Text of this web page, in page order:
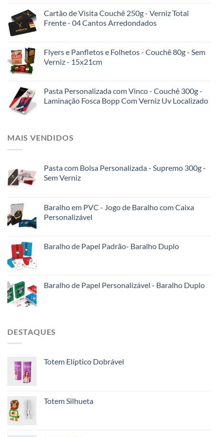
Cartão de Visita Couchê 250g - Verniz Total
Frente - 04 Cantos Arredondados
Flyers e Panfletos e Folhetos - Couchê 80g - Sem
Verniz - 15x21cm
Pasta Personalizada com Vinco - Couchê 300g -
Laminação Fosca Bopp Com Verniz Uv Localizado
MAIS VENDIDOS
Pasta com Bolsa Personalizada - Supremo 300g -
Sem Verniz
Baralho em PVC - Jogo de Baralho com Caixa
Personalizável
Baralho de Papel Padrão- Baralho Duplo
Baralho de Papel Personalizável - Baralho Duplo
DESTAQUES
Totem Elíptico Dobrável
Totem Silhueta